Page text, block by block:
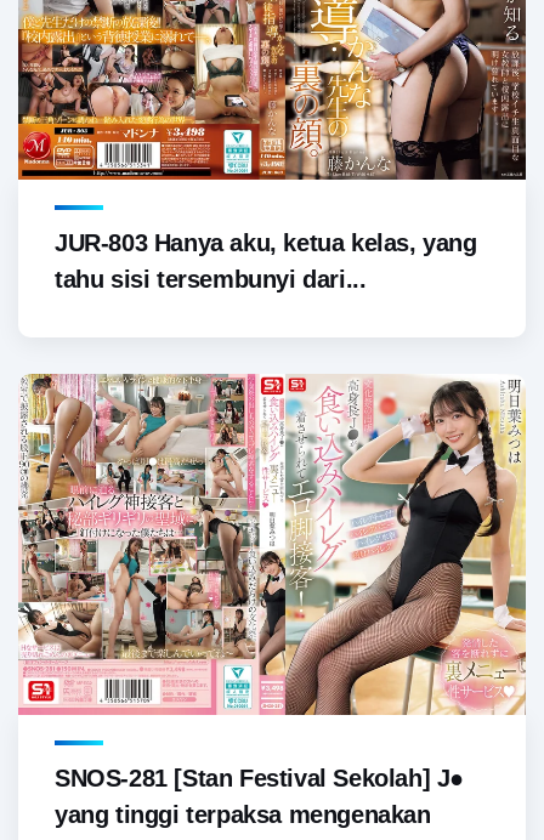
JUR-803 Hanya aku, ketua kelas, yang
tahu sisi tersembunyi dari...
SNOS-281 [Stan Festival Sekolah] J●
yang tinggi terpaksa mengenakan